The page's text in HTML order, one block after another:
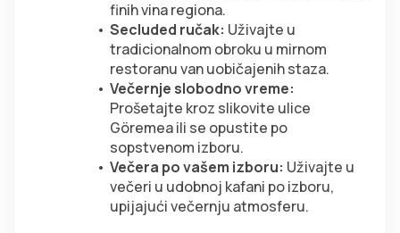
finih vina regiona.
Secluded ručak: Uživajte u
tradicionalnom obroku u mirnom
restoranu van uobičajenih staza.
Večernje slobodno vreme:
Prošetajte kroz slikovite ulice
Göremea ili se opustite po
sopstvenom izboru.
Večera po vašem izboru: Uživajte u
večeri u udobnoj kafani po izboru,
upijajući večernju atmosferu.